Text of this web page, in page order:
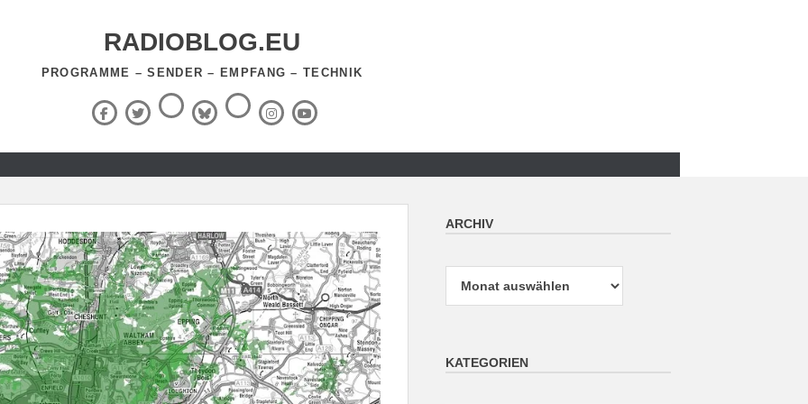
RADIOBLOG.EU
PROGRAMME – SENDER – EMPFANG – TECHNIK
Facebook
X
(Twitter)
ThreadsBlueSky
RSS-
Feed InstagramYouTube
ARCHIV
KATEGORIEN